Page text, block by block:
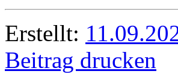
Erstellt:
Beitrag drucken